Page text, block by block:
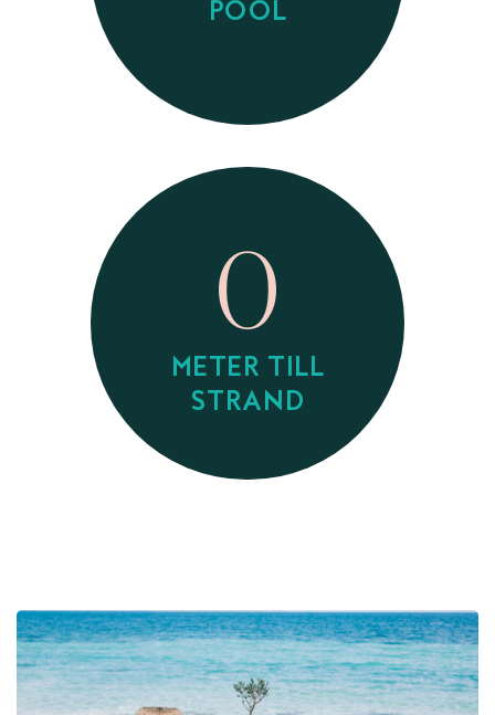
POOL
0
METER TILL
STRAND